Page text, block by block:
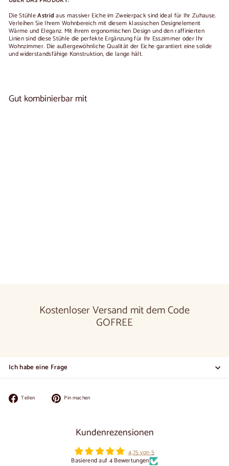
Die StühleAstrid aus massiver Eiche im Zweierpack sind ideal für Ihr Zuhause.
Verleihen Sie Ihrem Wohnbereich mit diesem klassischen Designelement
Wärme und Eleganz. Mit ihrem ergonomischen Design und den raffinierten
Linien sind diese Stühle die perfekte Ergänzung für Ihr Esszimmer oder Ihr
Wohnzimmer. Die außergewöhnliche Qualität der Eiche garantiert eine solide
und widerstandsfähige Konstruktion, die lange hält.
Gut kombinierbar mit
Kostenloser Versand mit dem Code
GOFREE
Ich habe eine Frage
Teilen
Facebook
Pin machen
Kundenrezensionen
4,75 von 5
Basierend auf 4 Bewertungen